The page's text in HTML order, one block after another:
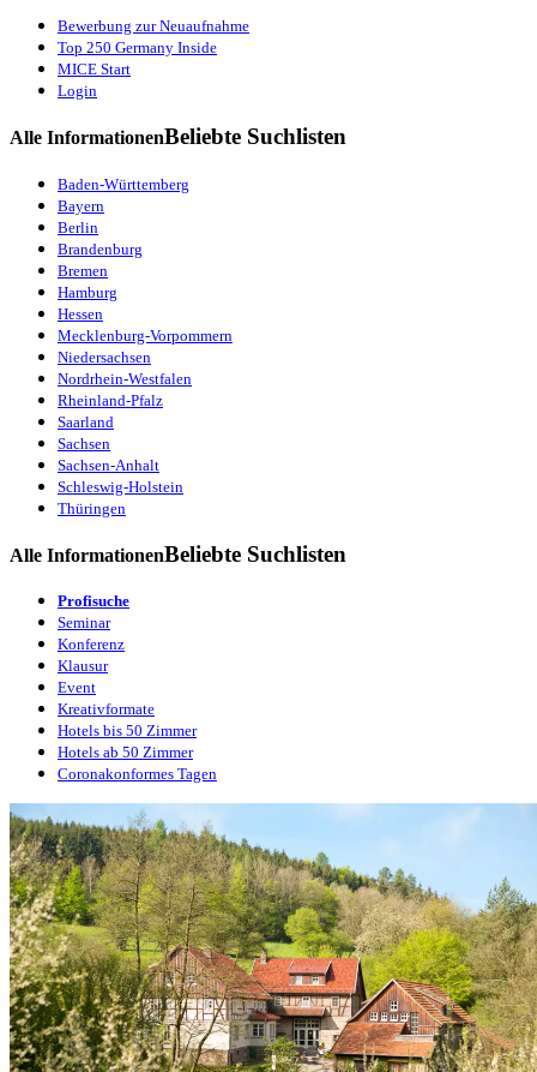
Bewerbung zur Neuaufnahme
Top 250 Germany Inside
MICE Start
Login
Alle InformationenBeliebte Suchlisten
Baden-Württemberg
Bayern
Berlin
Brandenburg
Bremen
Hamburg
Hessen
Mecklenburg-Vorpommern
Niedersachsen
Nordrhein-Westfalen
Rheinland-Pfalz
Saarland
Sachsen
Sachsen-Anhalt
Schleswig-Holstein
Thüringen
Alle InformationenBeliebte Suchlisten
Profisuche
Seminar
Konferenz
Klausur
Event
Kreativformate
Hotels bis 50 Zimmer
Hotels ab 50 Zimmer
Coronakonformes Tagen